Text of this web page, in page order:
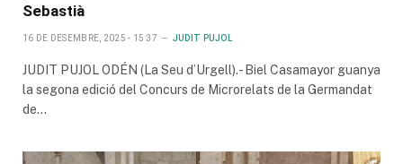
Sebastià
16 DE DESEMBRE, 2025 - 15:37 JUDIT PUJOL
JUDIT PUJOL ODÉN (La Seu d’Urgell).- Biel Casamayor guanya
la segona edició del Concurs de Microrelats de la Germandat
de…